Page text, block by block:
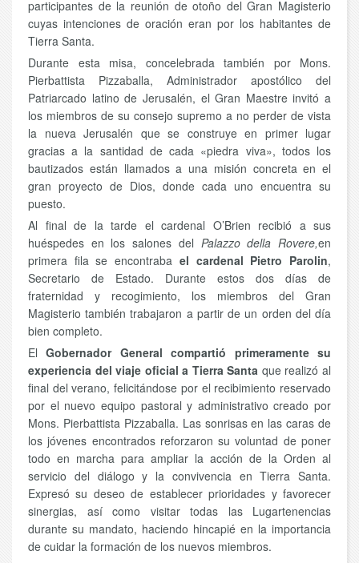
participantes de la reunión de otoño del Gran Magisterio
cuyas intenciones de oración eran por los habitantes de
Tierra Santa.
Durante esta misa, concelebrada también por Mons.
Pierbattista Pizzaballa, Administrador apostólico del
Patriarcado latino de Jerusalén, el Gran Maestre invitó a
los miembros de su consejo supremo a no perder de vista
la nueva Jerusalén que se construye en primer lugar
gracias a la santidad de cada «piedra viva», todos los
bautizados están llamados a una misión concreta en el
gran proyecto de Dios, donde cada uno encuentra su
puesto.
Al final de la tarde el cardenal O’Brien recibió a sus
huéspedes en los salones del Palazzo della Rovere,en
primera fila se encontraba el cardenal Pietro Parolin,
Secretario de Estado. Durante estos dos días de
fraternidad y recogimiento, los miembros del Gran
Magisterio también trabajaron a partir de un orden del día
bien completo.
ElGobernador General compartió primeramente su
experiencia del viaje oficial a Tierra Santa que realizó al
final del verano, felicitándose por el recibimiento reservado
por el nuevo equipo pastoral y administrativo creado por
Mons. Pierbattista Pizzaballa. Las sonrisas en las caras de
los jóvenes encontrados reforzaron su voluntad de poner
todo en marcha para ampliar la acción de la Orden al
servicio del diálogo y la convivencia en Tierra Santa.
Expresó su deseo de establecer prioridades y favorecer
sinergias, así como visitar todas las Lugartenencias
durante su mandato, haciendo hincapié en la importancia
de cuidar la formación de los nuevos miembros.